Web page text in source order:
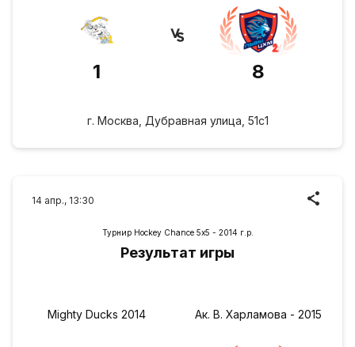
1 8
г. Москва, Дубравная улица, 51с1
14 апр., 13:30
Турнир Hockey Chance 5х5 - 2014 г.р.
Результат игры
Mighty Ducks 2014 Ак. В. Харламова - 2015